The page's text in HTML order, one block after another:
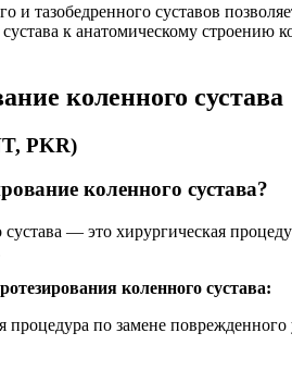
и тазобедренного суставов
к анатомическому строению
коленного сустава
PKR)
коленного сустава?
— это хирургическая
коленного сустава:
процедура по замене поврежденного